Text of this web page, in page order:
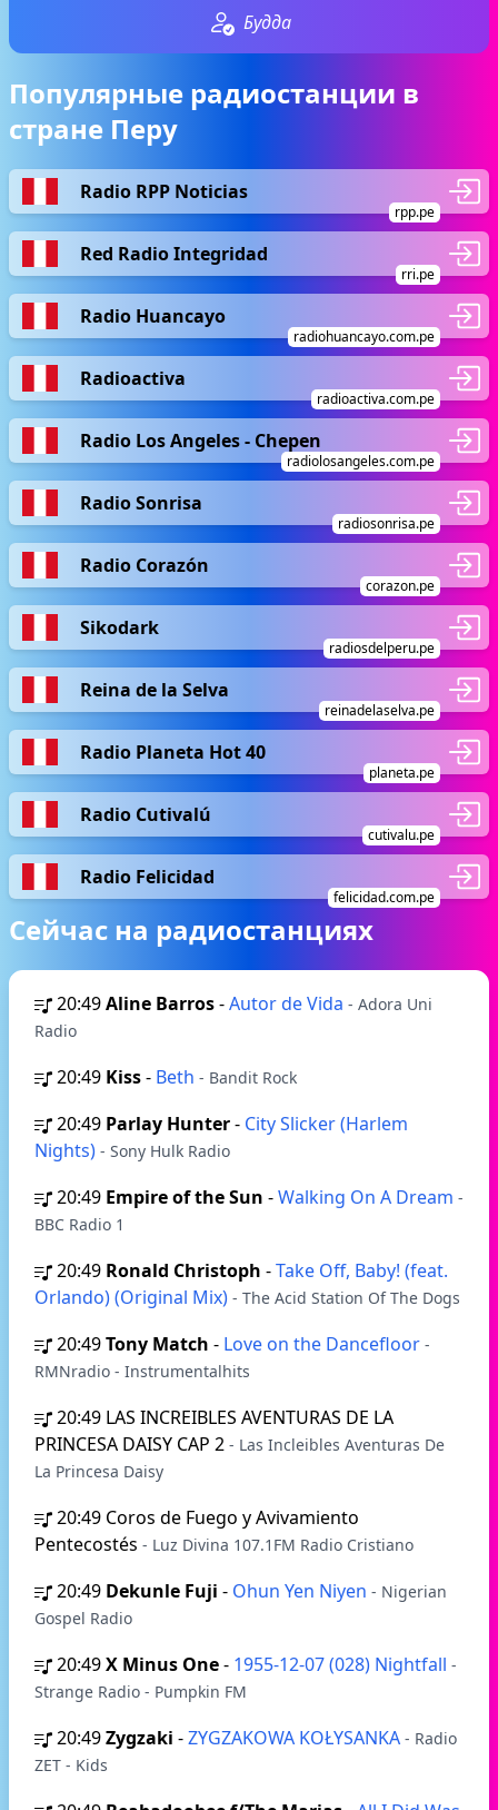
Будда
Популярные радиостанции в
стране Перу
Radio RPP Noticias
rpp.pe
Red Radio Integridad
rri.pe
Radio Huancayo
radiohuancayo.com.pe
Radioactiva
radioactiva.com.pe
Radio Los Angeles - Chepen
radiolosangeles.com.pe
Radio Sonrisa
radiosonrisa.pe
Radio Corazón
corazon.pe
Sikodark
radiosdelperu.pe
Reina de la Selva
reinadelaselva.pe
Radio Planeta Hot 40
planeta.pe
Radio Cutivalú
cutivalu.pe
Radio Felicidad
felicidad.com.pe
Сейчас на радиостанциях
20:49Aline Barros-Autor de Vida - Adora Uni
Radio
20:49 Kiss- Beth - Bandit Rock
20:49 Parlay Hunter- City Slicker (Harlem
Nights) - Sony Hulk Radio
20:49 Empire of the Sun -Walking On A Dream -
BBC Radio 1
20:49 Ronald Christoph -Take Off, Baby! (feat.
Orlando) (Original Mix) - The Acid Station Of The Dogs
20:49Tony Match - Love on the Dancefloor -
RMNradio - Instrumentalhits
20:49 LAS INCREIBLES AVENTURAS DE LA
PRINCESA DAISY CAP 2 - Las Incleibles Aventuras De
La Princesa Daisy
20:49 Coros de Fuego y Avivamiento
Pentecostés - Luz Divina 107.1FM Radio Cristiano
20:49 Dekunle Fuji - Ohun Yen Niyen - Nigerian
Gospel Radio
20:49X Minus One- 1955-12-07 (028) Nightfall -
Strange Radio - Pumpkin FM
20:49Zygzaki -ZYGZAKOWA KOŁYSANKA - Radio
ZET - Kids